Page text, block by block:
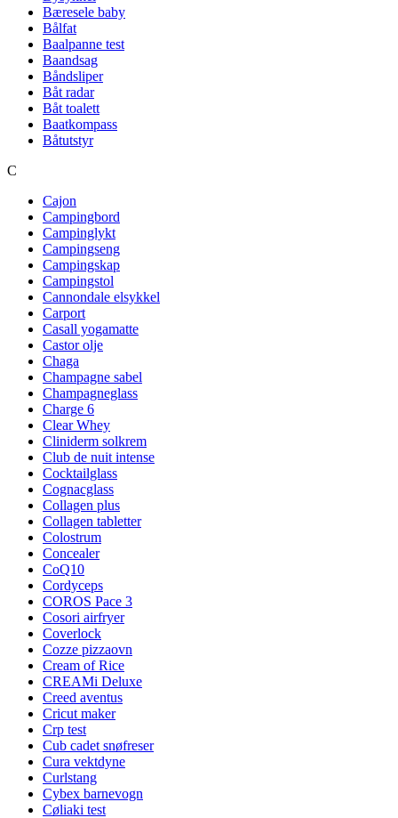
Bæresele baby
Bålfat
Baalpanne test
Baandsag
Båndsliper
Båt radar
Båt toalett
Baatkompass
Båtutstyr
C
Cajon
Campingbord
Campinglykt
Campingseng
Campingskap
Campingstol
Cannondale elsykkel
Carport
Casall yogamatte
Castor olje
Chaga
Champagne sabel
Champagneglass
Charge 6
Clear Whey
Cliniderm solkrem
Club de nuit intense
Cocktailglass
Cognacglass
Collagen plus
Collagen tabletter
Colostrum
Concealer
CoQ10
Cordyceps
COROS Pace 3
Cosori airfryer
Coverlock
Cozze pizzaovn
Cream of Rice
CREAMi Deluxe
Creed aventus
Cricut maker
Crp test
Cub cadet snøfreser
Cura vektdyne
Curlstang
Cybex barnevogn
Cøliaki test